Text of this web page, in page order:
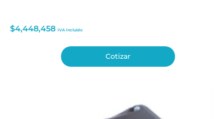
$4,448,458 IVA Incluido
Cotizar